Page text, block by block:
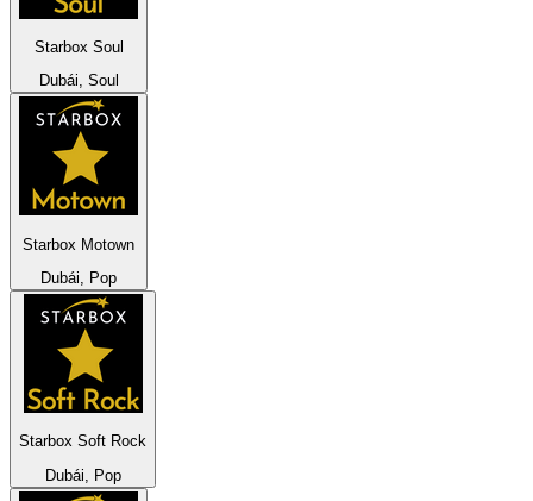
Starbox Soul
Dubái, Soul
Starbox Motown
Dubái, Pop
Starbox Soft Rock
Dubái, Pop